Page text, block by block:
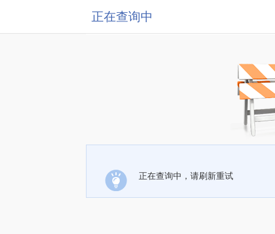
正在查询中
正在查询中，请刷新重试